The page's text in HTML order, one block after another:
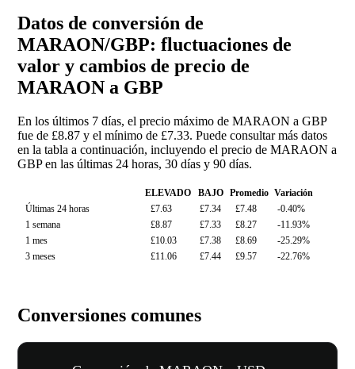
Datos de conversión de
MARAON/GBP: fluctuaciones de
valor y cambios de precio de
MARAON a GBP
En los últimos 7 días, el precio máximo de MARAON a GBP
fue de £8.87 y el mínimo de £7.33. Puede consultar más datos
en la tabla a continuación, incluyendo el precio de MARAON a
GBP en las últimas 24 horas, 30 días y 90 días.
ELEVADO BAJO Promedio Variación
Últimas 24 horas
£7.63 £7.34 £7.48
-0.40%
1 semana
£8.87 £7.33 £8.27
-11.93%
1 mes
£10.03 £7.38 £8.69
-25.29%
3 meses
£11.06 £7.44 £9.57 -22.76%
Conversiones comunes